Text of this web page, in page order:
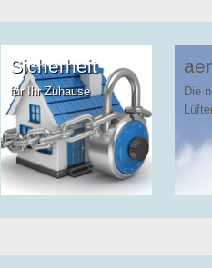
Sicherheit
für Ihr Zuhause
Die